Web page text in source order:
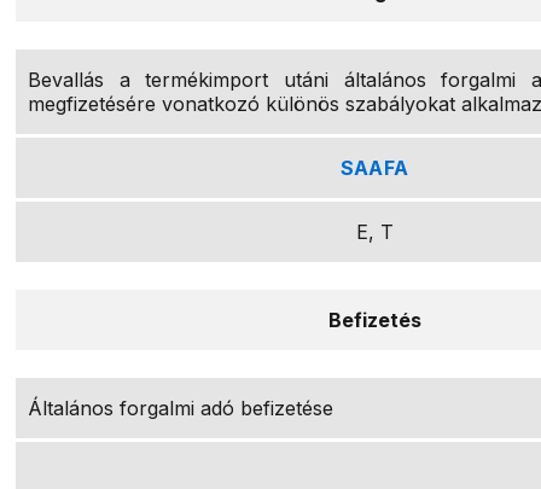
Bevallás a termékimport utáni általános forgalmi
megfizetésére vonatkozó különös szabályokat
SAAFA
E, T
Befizetés
Általános forgalmi adó befizetése